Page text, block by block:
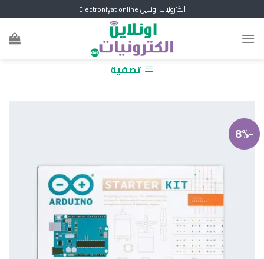
to
content
الكترونيات اونلاين Electroniyat online
تصفية
-8%